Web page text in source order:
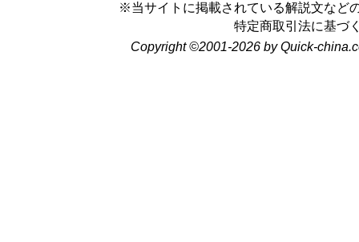
※当サイトに掲載されている解説文など
特定商取引法に基づ
Copyright ©2001-2026 by Quick-